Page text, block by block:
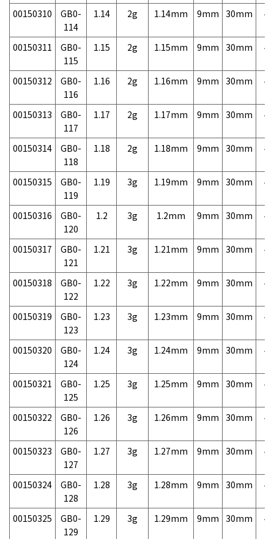
00150310
GB0-
114
1.14 2g 1.14mm 9mm 30mm
00150311
GB0-
115
1.15 2g 1.15mm 9mm 30mm
00150312
GB0-
116
1.16 2g 1.16mm 9mm 30mm
00150313
GB0-
117
1.17 2g 1.17mm 9mm 30mm
00150314
GB0-
118
1.18 2g 1.18mm 9mm 30mm
00150315
GB0-
119
1.19 3g 1.19mm 9mm 30mm
00150316
GB0-
120
1.2 3g 1.2mm 9mm 30mm
00150317
GB0-
121
1.21 3g 1.21mm 9mm 30mm
00150318
GB0-
122
1.22 3g 1.22mm 9mm 30mm
00150319
GB0-
123
1.23 3g 1.23mm 9mm 30mm
00150320
GB0-
124
1.24 3g 1.24mm 9mm 30mm
00150321
GB0-
125
1.25 3g 1.25mm 9mm 30mm
00150322
GB0-
126
1.26 3g 1.26mm 9mm 30mm
00150323
GB0-
127
1.27 3g 1.27mm 9mm 30mm
00150324
GB0-
128
1.28 3g 1.28mm 9mm 30mm
00150325
GB0-
129
1.29 3g 1.29mm 9mm 30mm